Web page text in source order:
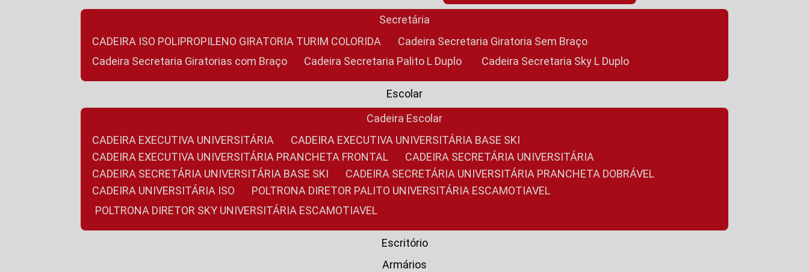
Secretária
CADEIRA ISO POLIPROPILENO GIRATORIA TURIM COLORIDA
Cadeira Secretaria Giratoria Sem Braço
Cadeira Secretaria Giratorias com Braço
Cadeira Secretaria Palito L Duplo Cadeira Secretaria Sky L Duplo
Escolar
Cadeira Escolar
CADEIRA EXECUTIVA UNIVERSITÁRIA
CADEIRA EXECUTIVA UNIVERSITÁRIA BASE SKI
CADEIRA EXECUTIVA UNIVERSITÁRIA PRANCHETA FRONTAL
CADEIRA SECRETÁRIA UNIVERSITÁRIA
CADEIRA SECRETÁRIA UNIVERSITÁRIA BASE SKI
CADEIRA SECRETÁRIA UNIVERSITÁRIA PRANCHETA DOBRÁVEL
CADEIRA UNIVERSITÁRIA ISO
POLTRONA DIRETOR PALITO UNIVERSITÁRIA ESCAMOTIAVEL
POLTRONA DIRETOR SKY UNIVERSITÁRIA ESCAMOTIAVEL
Escritório
Armários